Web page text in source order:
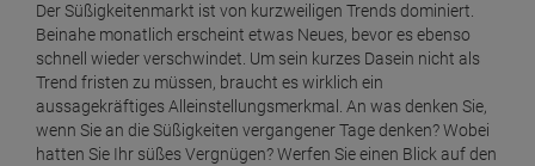
Der Süßigkeitenmarkt ist von kurzweiligen Trends dominiert.
Beinahe monatlich erscheint etwas Neues, bevor es ebenso
schnell wieder verschwindet. Um sein kurzes Dasein nicht als
Trend fristen zu müssen, braucht es wirklich ein
aussagekräftiges Alleinstellungsmerkmal. An was denken Sie,
wenn Sie an die Süßigkeiten vergangener Tage denken? Wobei
hatten Sie Ihr süßes Vergnügen? Werfen Sie einen Blick auf den